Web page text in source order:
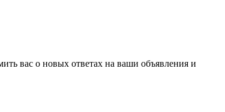
вас о новых ответах на ваши объявления и